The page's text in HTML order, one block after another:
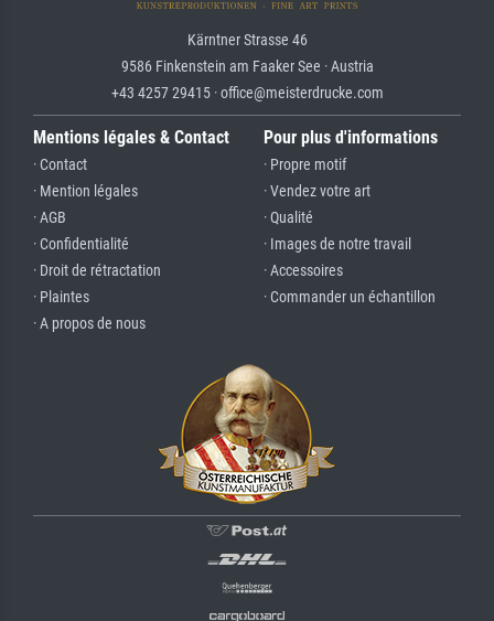
Kärntner Strasse 46
9586 Finkenstein am Faaker See · Austria
+43 4257 29415 · office@meisterdrucke.com
Mentions légales & Contact
· Contact
· Mention légales
· AGB
· Confidentialité
· Droit de rétractation
· Plaintes
· A propos de nous
Pour plus d'informations
· Propre motif
· Vendez votre art
· Qualité
· Images de notre travail
· Accessoires
· Commander un échantillon